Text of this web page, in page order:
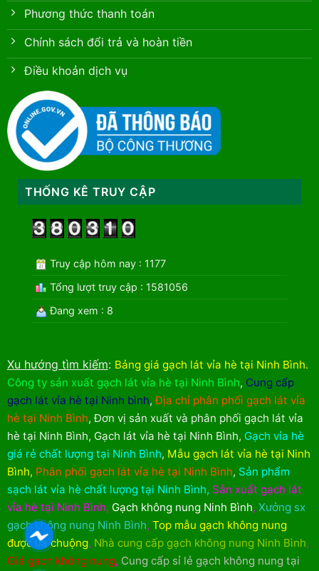
Phương thức thanh toán
Chính sách đổi trả và hoàn tiền
Điều khoản dịch vụ
THỐNG KÊ TRUY CẬP
Truy cập hôm nay : 1177
Tổng lượt truy cập : 1581056
Đang xem : 8
Xu hướng tìm kiếm: Bảng giá gạch lát vỉa hè tại Ninh Bình.
Công ty sản xuất gạch lát vỉa hè tại Ninh Bình, Cung cấp
gạch lát vỉa hè tại Ninh bình,Địa chỉ phân phối gạch lát vỉa
hè tại Ninh Bình,Đơn vị sản xuất và phân phối gạch lát vỉa
hè tại Ninh Bình, Gạch lát vỉa hè tại Ninh Bình, Gạch vỉa hè
giá rẻ chất lượng tại Ninh Bình, Mẫu gạch lát vỉa hè tại Ninh
Bình, Phân phối gạch lát vỉa hè tại Ninh Bình, Sản phẩm
sạch lát vỉa hè chất lượng tại Ninh Bình, Sản xuất gạch lát
vỉa hè tại Ninh Bình, Gạch không nung Ninh Bình, Xưởng sx
gạch không nung Ninh Bình, Top mẫu gạch không nung
được ưa chuộng, Nhà cung cấp gạch không nung Ninh Bình,
Giá gạch không nung, Cung cấp sỉ lẻ gạch không nung tại